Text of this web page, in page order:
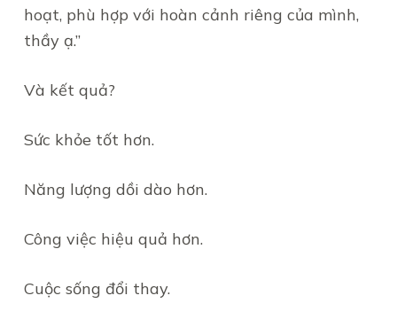
hoạt, phù hợp với hoàn cảnh riêng của mình,
thầy ạ.”
Và kết quả?
Sức khỏe tốt hơn.
Năng lượng dồi dào hơn.
Công việc hiệu quả hơn.
Cuộc sống đổi thay.